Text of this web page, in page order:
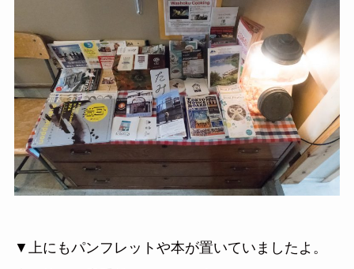
▼上にもパンフレットや本が置いていましたよ。